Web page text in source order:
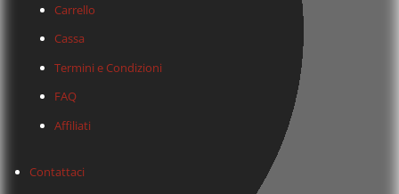
Carrello
Cassa
Termini e Condizioni
FAQ
Affiliati
Contattaci